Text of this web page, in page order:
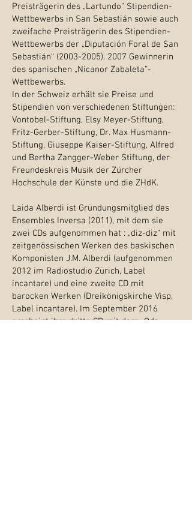
Preisträgerin des „Lartundo“ Stipendien-
Wettbewerbs in San Sebastián sowie auch
zweifache Preisträgerin des Stipendien-
Wettbewerbs der „Diputación Foral de San
Sebastián“ (2003-2005). 2007 Gewinnerin
des spanischen „Nicanor Zabaleta“-
Wettbewerbs.
In der Schweiz erhält sie Preise und
Stipendien von verschiedenen Stiftungen:
Vontobel-Stiftung, Elsy Meyer-Stiftung,
Fritz-Gerber-Stiftung, Dr. Max Husmann-
Stiftung, Giuseppe Kaiser-Stiftung, Alfred
und Bertha Zangger-Weber Stiftung, der
Freundeskreis Musik der Zürcher
Hochschule der Künste und die ZHdK.
Laida Alberdi ist Gründungsmitglied des
Ensembles Inversa (2011), mit dem sie
zwei CDs aufgenommen hat : „diz-diz“ mit
zeitgenössischen Werken des baskischen
Komponisten J.M. Alberdi (aufgenommen
2012 im Radiostudio Zürich, Label
incantare) und eine zweite CD mit
barocken Werken (Dreikönigskirche Visp,
Label incantare). Im September 2016
erscheint ihre dritte CD mit dem „Oda